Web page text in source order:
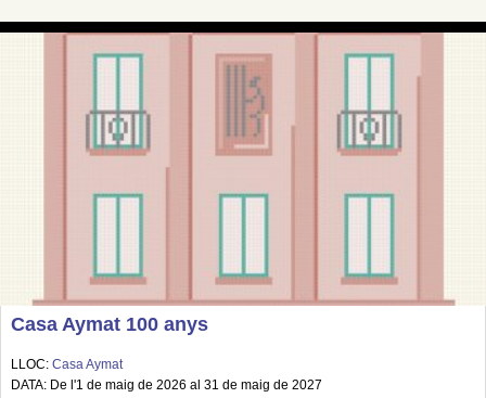
Casa Aymat 100 anys
LLOC: Casa Aymat
DATA: De l'1 de maig de 2026 al 31 de maig de 2027